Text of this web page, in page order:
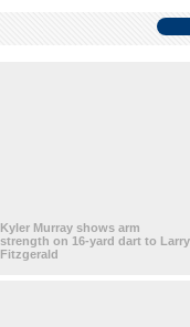
Kyler Murray shows arm
strength on 16-yard dart to Larry
Fitzgerald